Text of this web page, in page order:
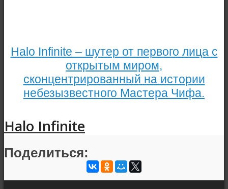
Halo Infinite – шутер от первого лица с
открытым миром,
сконцентрированный на истории
небезызвестного Мастера Чифа.
Halo Infinite
Поделиться: